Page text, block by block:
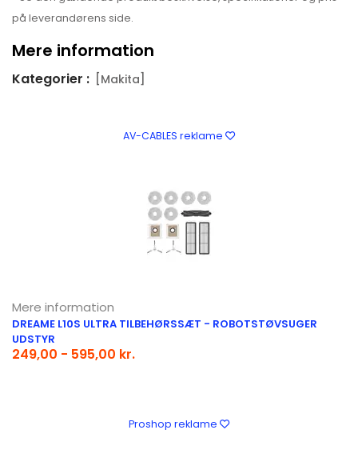
på leverandørens side.
Mere information
Kategorier : [Makita]
AV-CABLES reklame
Mere information
DREAME L10S ULTRA TILBEHØRSSÆT - ROBOTSTØVSUGER
UDSTYR
249,00 - 595,00 kr.
Proshop reklame